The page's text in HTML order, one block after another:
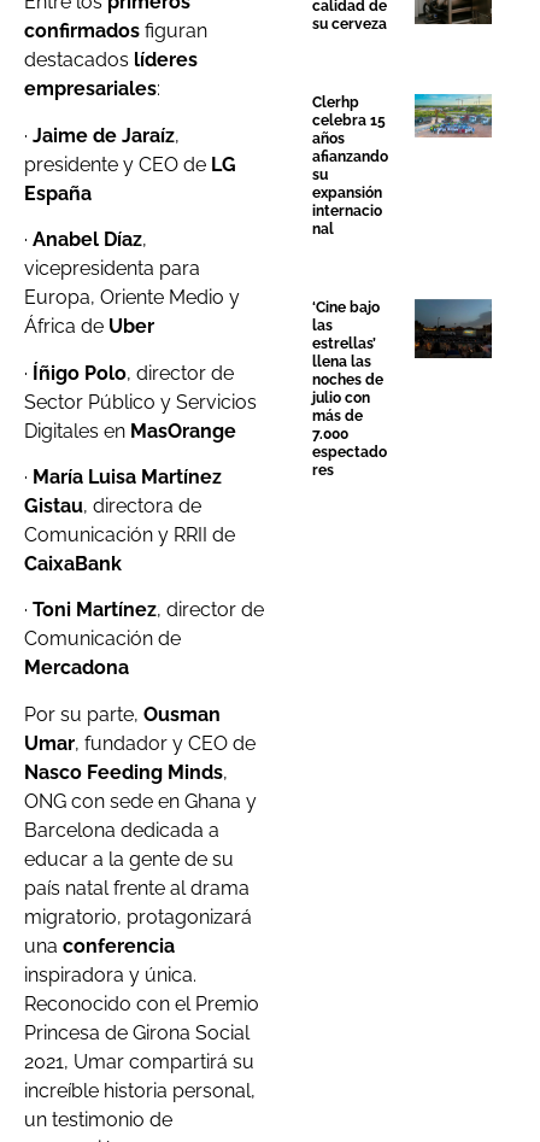
confirmados figuran
destacados líderes
empresariales:
· Jaime de Jaraíz,
presidente y CEO de LG
España
· Anabel Díaz,
vicepresidenta para
Europa, Oriente Medio y
África de Uber
· Íñigo Polo, director de
Sector Público y Servicios
Digitales en MasOrange
· María Luisa Martínez
Gistau, directora de
Comunicación y RRII de
CaixaBank
· Toni Martínez, director de
Comunicación de
Mercadona
Por su parte, Ousman
Umar, fundador y CEO de
Nasco Feeding Minds,
ONG con sede en Ghana y
Barcelona dedicada a
educar a la gente de su
país natal frente al drama
migratorio, protagonizará
una conferencia
inspiradora y única.
Reconocido con el Premio
Princesa de Girona Social
2021, Umar compartirá su
increíble historia personal,
un testimonio de
calidad de
su cerveza
Clerhp
celebra 15
años
afianzando
su
expansión
internacio
nal
‘Cine bajo
las
estrellas’
llena las
noches de
julio con
más de
7.000
espectado
res